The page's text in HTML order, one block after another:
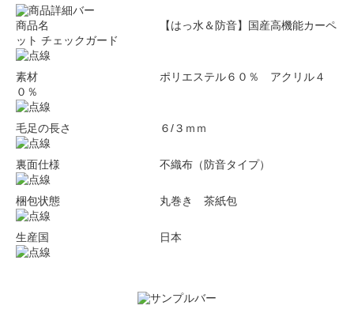
商品名 【はっ水＆防音】国産高機能カーペ
ット チェックガード
素材 ポリエステル６０％ アクリル４
０％
毛足の長さ ６/３ｍｍ
裏面仕様 不織布（防音タイプ）
梱包状態 丸巻き 茶紙包
生産国 日本